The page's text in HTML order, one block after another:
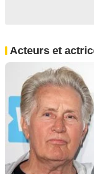
Acteurs et